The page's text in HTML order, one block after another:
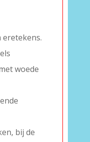
eretekens.
woede
bij de